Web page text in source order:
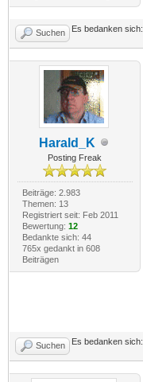
Suchen Es bedanken sich:
Harald_K
Posting Freak
Beiträge: 2.983
Themen: 13
Registriert seit: Feb 2011
Bewertung: 12
Bedankte sich: 44
765x gedankt in 608
Beiträgen
Suchen Es bedanken sich: